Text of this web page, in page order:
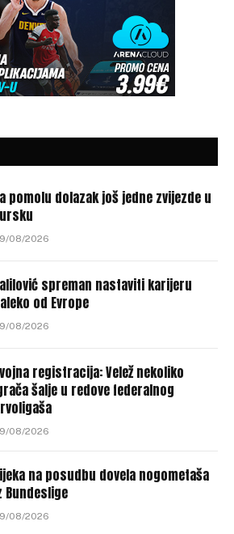
pomolu dolazak još jedne zvijezde u
08/2026
spreman nastaviti karijeru
od Evrope
08/2026
registracija: Velež nekoliko
šalje u redove federalnog
08/2026
na posudbu dovela nogometaša
Bundeslige
08/2026